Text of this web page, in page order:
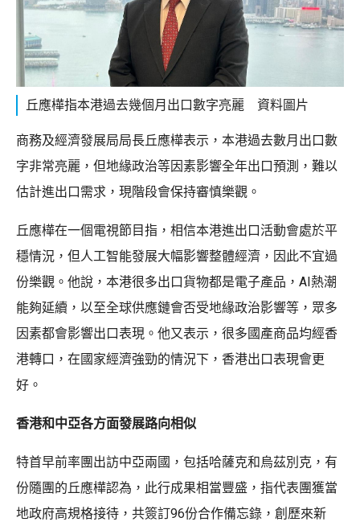
丘應樺指本港過去幾個月出口數字亮麗 資料圖片
商務及經濟發展局局長丘應樺表示，本港過去數月出口數
字非常亮麗，但地緣政治等因素影響全年出口預測，難以
估計進出口需求，現階段會保持審慎樂觀。
丘應樺在一個電視節目指，相信本港進出口活動會處於平
穩情況，但人工智能發展大幅影響整體經濟，因此不宜過
份樂觀。他說，本港很多出口貨物都是電子產品，AI熱潮
能夠延續，以至全球供應鏈會否受地緣政治影響等，眾多
因素都會影響出口表現。他又表示，很多國產商品均經香
港轉口，在國家經濟強勁的情況下，香港出口表現會更
好。
香港和中亞各方面發展路向相似
特首早前率團出訪中亞兩國，包括哈薩克和烏茲別克，有
份隨團的丘應樺認為，此行成果相當豐盛，指代表團獲當
地政府高規格接待，共簽訂96份合作備忘錄，創歷來新